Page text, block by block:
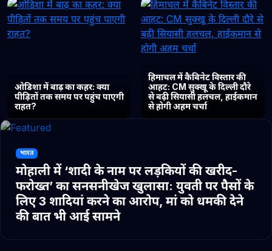
ओडिशा में बाढ़ का कहर: क्या
पीड़ितों तक समय पर पहुंच पाएगी
राहत?
हिमाचल में कैबिनेट विस्तार की
आहट: CM सुक्खू के दिल्ली दौरे
से बढ़ी सियासी हलचल, हाईकमान
से होगी अहम चर्चा
भारत
मोहाली में ‘शादी के नाम पर लड़कियों की खरीद-
फरोख्त’ का सनसनीखेज खुलासा: युवती पर पैसों के
लिए 3 शादियां करने का आरोप, मां को धमकी देने
की बात भी आई सामने